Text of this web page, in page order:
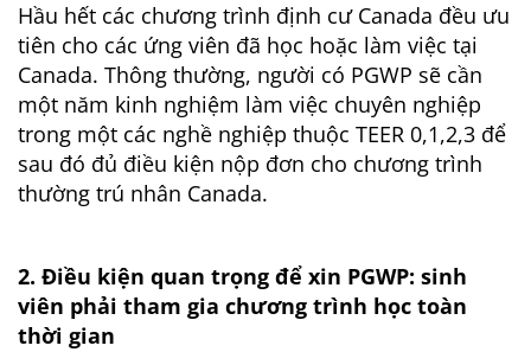
Hầu hết các chương trình định cư Canada đều ưu
tiên cho các ứng viên đã học hoặc làm việc tại
Canada. Thông thường, người có PGWP sẽ cần
một năm kinh nghiệm làm việc chuyên nghiệp
trong một các nghề nghiệp thuộc TEER 0,1,2,3 để
sau đó đủ điều kiện nộp đơn cho chương trình
thường trú nhân Canada.
2. Điều kiện quan trọng để xin PGWP: sinh
viên phải tham gia chương trình học toàn
thời gian